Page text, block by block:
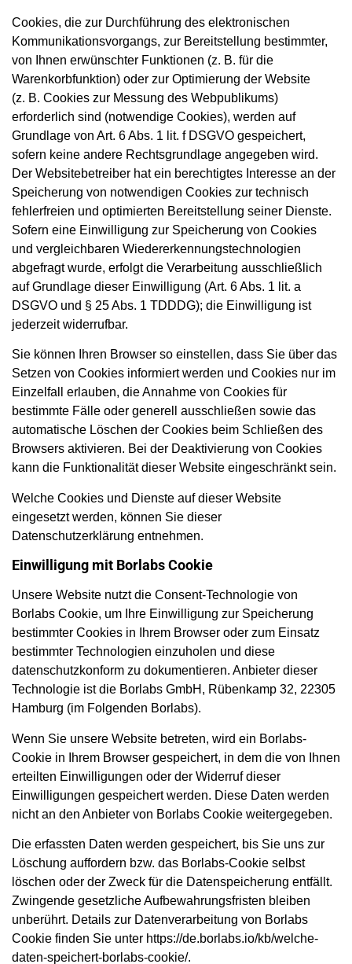
Cookies, die zur Durchführung des elektronischen
Kommunikationsvorgangs, zur Bereitstellung bestimmter,
von Ihnen erwünschter Funktionen (z. B. für die
Warenkorbfunktion) oder zur Optimierung der Website
(z. B. Cookies zur Messung des Webpublikums)
erforderlich sind (notwendige Cookies), werden auf
Grundlage von Art. 6 Abs. 1 lit. f DSGVO gespeichert,
sofern keine andere Rechtsgrundlage angegeben wird.
Der Websitebetreiber hat ein berechtigtes Interesse an der
Speicherung von notwendigen Cookies zur technisch
fehlerfreien und optimierten Bereitstellung seiner Dienste.
Sofern eine Einwilligung zur Speicherung von Cookies
und vergleichbaren Wiedererkennungstechnologien
abgefragt wurde, erfolgt die Verarbeitung ausschließlich
auf Grundlage dieser Einwilligung (Art. 6 Abs. 1 lit. a
DSGVO und § 25 Abs. 1 TDDDG); die Einwilligung ist
jederzeit widerrufbar.
Sie können Ihren Browser so einstellen, dass Sie über das
Setzen von Cookies informiert werden und Cookies nur im
Einzelfall erlauben, die Annahme von Cookies für
bestimmte Fälle oder generell ausschließen sowie das
automatische Löschen der Cookies beim Schließen des
Browsers aktivieren. Bei der Deaktivierung von Cookies
kann die Funktionalität dieser Website eingeschränkt sein.
Welche Cookies und Dienste auf dieser Website
eingesetzt werden, können Sie dieser
Datenschutzerklärung entnehmen.
Einwilligung mit Borlabs Cookie
Unsere Website nutzt die Consent-Technologie von
Borlabs Cookie, um Ihre Einwilligung zur Speicherung
bestimmter Cookies in Ihrem Browser oder zum Einsatz
bestimmter Technologien einzuholen und diese
datenschutzkonform zu dokumentieren. Anbieter dieser
Technologie ist die Borlabs GmbH, Rübenkamp 32, 22305
Hamburg (im Folgenden Borlabs).
Wenn Sie unsere Website betreten, wird ein Borlabs-
Cookie in Ihrem Browser gespeichert, in dem die von Ihnen
erteilten Einwilligungen oder der Widerruf dieser
Einwilligungen gespeichert werden. Diese Daten werden
nicht an den Anbieter von Borlabs Cookie weitergegeben.
Die erfassten Daten werden gespeichert, bis Sie uns zur
Löschung auffordern bzw. das Borlabs-Cookie selbst
löschen oder der Zweck für die Datenspeicherung entfällt.
Zwingende gesetzliche Aufbewahrungsfristen bleiben
unberührt. Details zur Datenverarbeitung von Borlabs
Cookie finden Sie unter https://de.borlabs.io/kb/welche-
daten-speichert-borlabs-cookie/.